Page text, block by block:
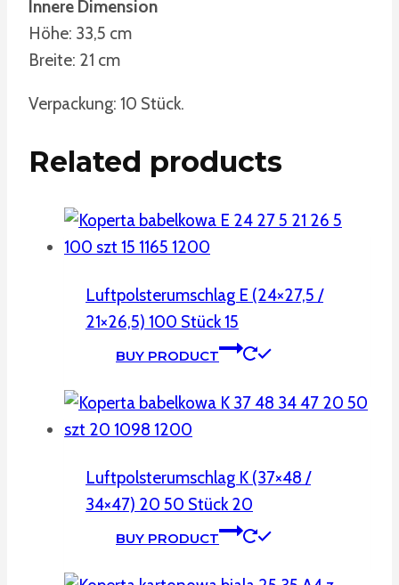
Innere Dimension
Höhe: 33,5 cm
Breite: 21 cm
Verpackung: 10 Stück.
Related products
Luftpolsterumschlag E (24×27,5 /
21×26,5) 100 Stück 15
BUY PRODUCT
Luftpolsterumschlag K (37×48 /
34×47) 20 50 Stück 20
BUY PRODUCT